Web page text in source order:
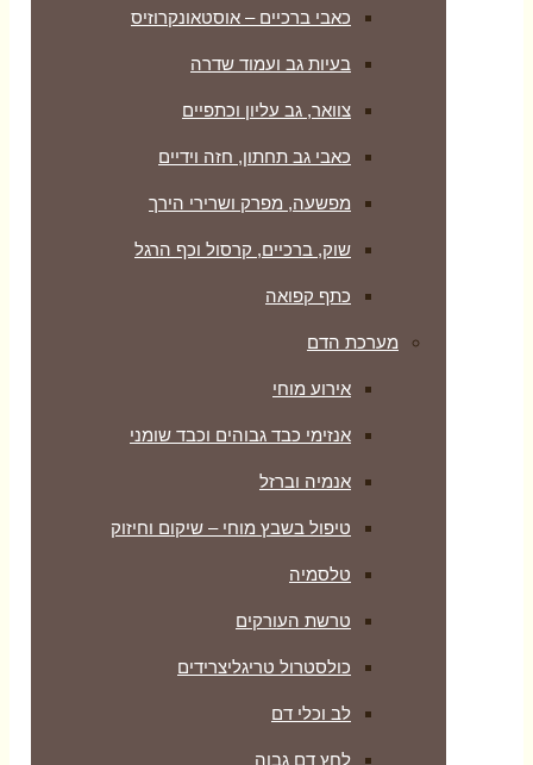
כאבי ברכיים – אוסטאונקרוזיס
בעיות גב ועמוד שדרה
צוואר, גב עליון וכתפיים
כאבי גב תחתון, חזה וידיים
מפשעה, מפרק ושרירי הירך
שוק, ברכיים, קרסול וכף הרגל
כתף קפואה
מערכת הדם
אירוע מוחי
אנזימי כבד גבוהים וכבד שומני
אנמיה וברזל
טיפול בשבץ מוחי – שיקום וחיזוק
טלסמיה
טרשת העורקים
כולסטרול טריגליצרידים
לב וכלי דם
לחץ דם גבוה